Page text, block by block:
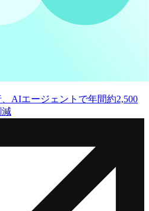
AIエージェントで年間約2,500
減